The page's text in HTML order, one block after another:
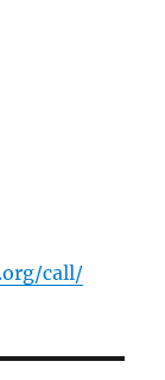
call/